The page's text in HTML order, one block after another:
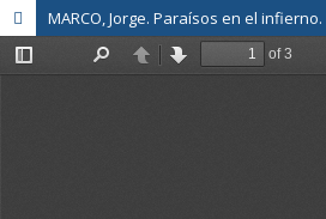
MARCO, Jorge. Paraísos en el